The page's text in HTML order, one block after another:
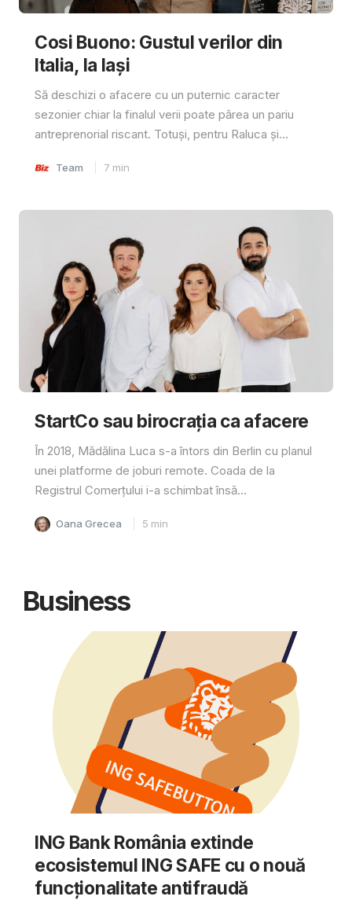
Cosi Buono: Gustul verilor din
Italia, la Iași
Să deschizi o afacere cu un puternic caracter
sezonier chiar la finalul verii poate părea un pariu
antreprenorial riscant. Totuși, pentru Raluca și...
Team 7 min
StartCo sau birocrația ca afacere
În 2018, Mădălina Luca s-a întors din Berlin cu planul
unei platforme de joburi remote. Coada de la
Registrul Comerțului i-a schimbat însă...
Oana Grecea 5 min
Business
ING Bank România extinde
ecosistemul ING SAFE cu o nouă
funcționalitate antifraudă